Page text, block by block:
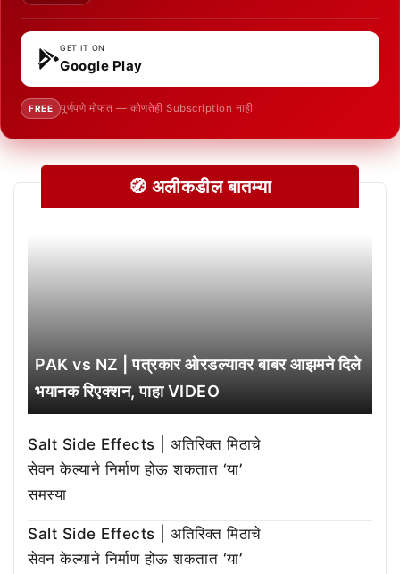
GET IT ON
Google Play
FREE पूर्णपणे मोफत — कोणतेही Subscription नाही
🧭 अलीकडील बातम्या
PAK vs NZ | पत्रकार ओरडल्यावर बाबर आझमने दिले
भयानक रिएक्शन, पाहा VIDEO
Salt Side Effects | अतिरिक्त मिठाचे
सेवन केल्याने निर्माण होऊ शकतात ‘या’
समस्या
Salt Side Effects | अतिरिक्त मिठाचे
सेवन केल्याने निर्माण होऊ शकतात ‘या’